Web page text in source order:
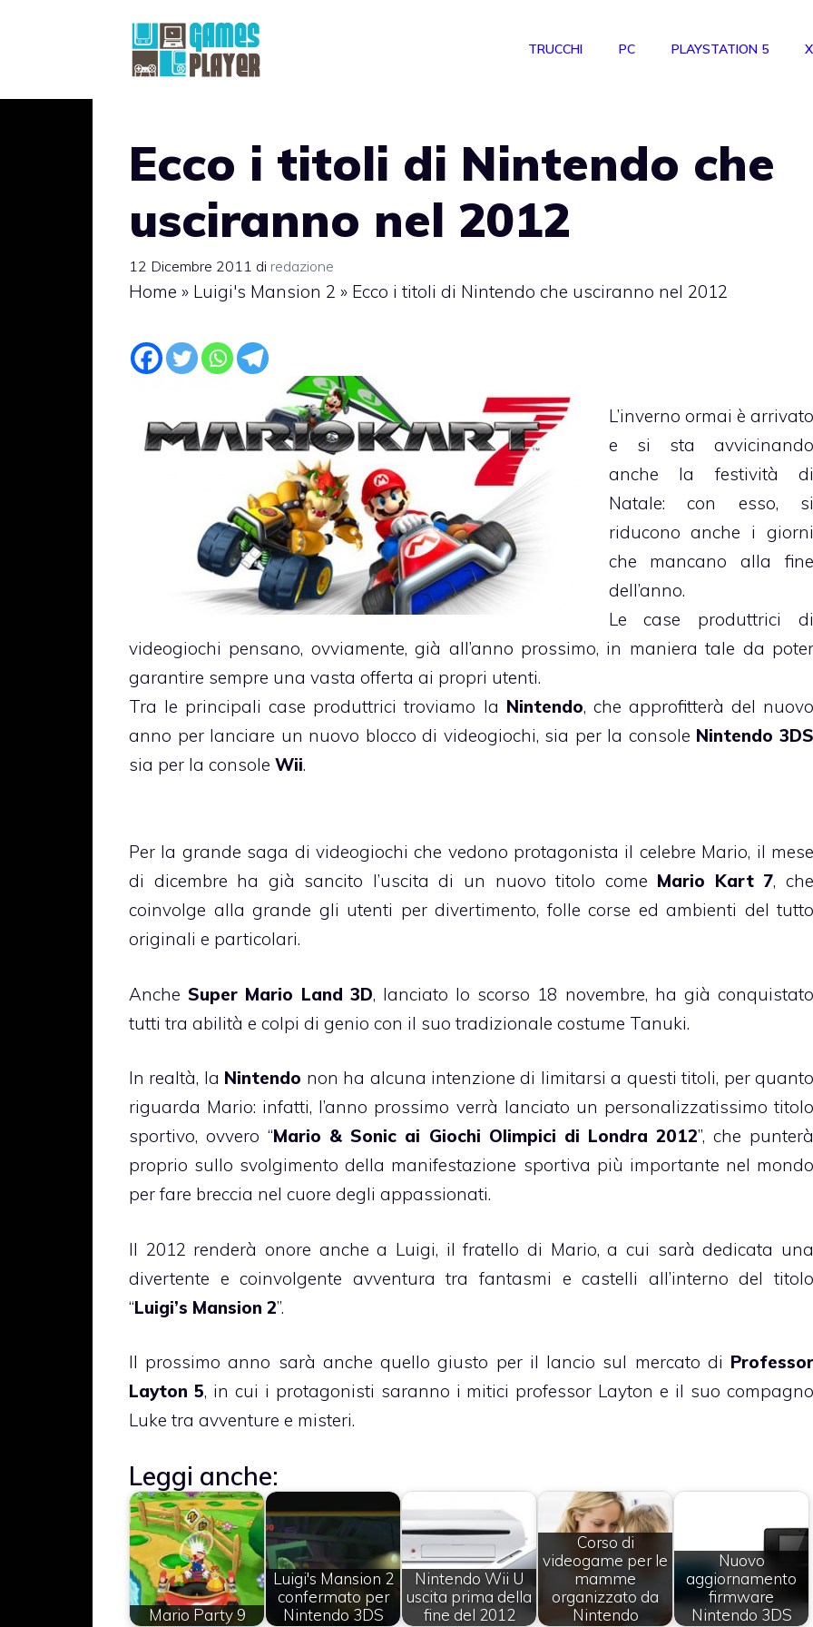
TRUCCHI PC PLAYSTATION 5
Ecco i titoli di Nintendo che
usciranno nel 2012
12 Dicembre 2011 di redazione
Home » Luigi's Mansion 2 » Ecco i titoli di Nintendo che usciranno nel 2012
L’inverno ormai è arrivato
e si sta avvicinando
anche la festività di
Natale: con esso, si
riducono anche i giorni
che mancano alla fine
dell’anno.
Le case produttrici di
videogiochi pensano, ovviamente, già all’anno prossimo, in maniera tale da poter
garantire sempre una vasta offerta ai propri utenti.
Tra le principali case produttrici troviamo la Nintendo, che approfitterà del nuovo
anno per lanciare un nuovo blocco di videogiochi, sia per la console Nintendo 3DS
sia per la console Wii.
Per la grande saga di videogiochi che vedono protagonista il celebre Mario, il mese
di dicembre ha già sancito l’uscita di un nuovo titolo come Mario Kart 7, che
coinvolge alla grande gli utenti per divertimento, folle corse ed ambienti del tutto
originali e particolari.
AncheSuper Mario Land 3D, lanciato lo scorso 18 novembre, ha già conquistato
tutti tra abilità e colpi di genio con il suo tradizionale costume Tanuki.
In realtà, la Nintendo non ha alcuna intenzione di limitarsi a questi titoli, per quanto
riguarda Mario: infatti, l’anno prossimo verrà lanciato un personalizzatissimo titolo
sportivo, ovvero “Mario & Sonic ai Giochi Olimpici di Londra 2012”, che punterà
proprio sullo svolgimento della manifestazione sportiva più importante nel mondo
per fare breccia nel cuore degli appassionati.
Il 2012 renderà onore anche a Luigi, il fratello di Mario, a cui sarà dedicata una
divertente e coinvolgente avventura tra fantasmi e castelli all’interno del titolo
“Luigi’s Mansion 2”.
Il prossimo anno sarà anche quello giusto per il lancio sul mercato di Professor
Layton 5, in cui i protagonisti saranno i mitici professor Layton e il suo compagno
Luke tra avventure e misteri.
Leggi anche:
Mario Party 9
Luigi's Mansion 2
confermato per
Nintendo 3DS
Nintendo Wii U
uscita prima della
fine del 2012
Corso di
videogame per le
mamme
organizzato da
Nintendo
Nuovo
aggiornamento
firmware
Nintendo 3DS